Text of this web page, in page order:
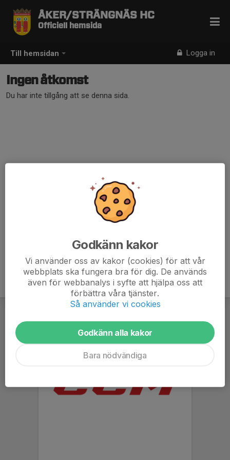
Till hemsidan Logga in
ÅKER/STRÄNGNÄS HC
Officiell hemsida
Ingen åtkomst
Du har inte tillgång att se denna sida.
Godkänn kakor
Vi använder oss av kakor (cookies) för att vår
webbplats ska fungera bra för dig. De används
även för webbanalys i syfte att hjälpa oss att
förbättra våra tjänster.
Så använder vi cookies
Godkänn alla kakor
Bara nödvändiga